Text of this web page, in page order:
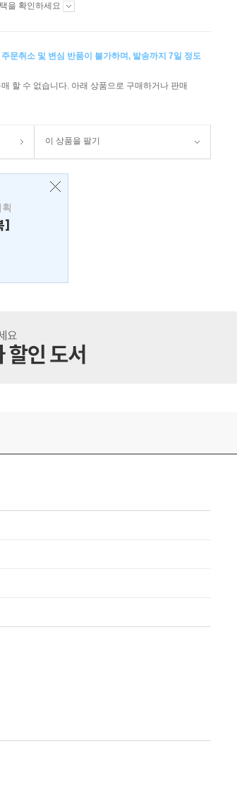
을 확인하세요
문취소 및 변심 반품이 불가하며, 발송까지 7일 정도
할 수 없습니다. 아래 상품으로 구매하거나 판매
이 상품을 팔기
]